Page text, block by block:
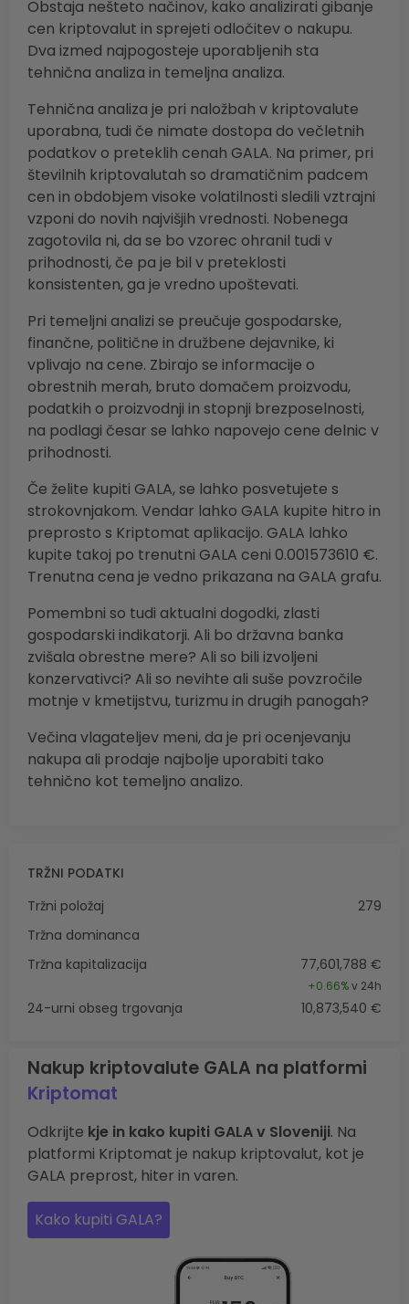
Obstaja nešteto načinov, kako analizirati gibanje
cen kriptovalut in sprejeti odločitev o nakupu.
Dva izmed najpogosteje uporabljenih sta
tehnična analiza in temeljna analiza.
Tehnična analiza je pri naložbah v kriptovalute
uporabna, tudi če nimate dostopa do večletnih
podatkov o preteklih cenah GALA. Na primer, pri
številnih kriptovalutah so dramatičnim padcem
cen in obdobjem visoke volatilnosti sledili vztrajni
vzponi do novih najvišjih vrednosti. Nobenega
zagotovila ni, da se bo vzorec ohranil tudi v
prihodnosti, če pa je bil v preteklosti
konsistenten, ga je vredno upoštevati.
Pri temeljni analizi se preučuje gospodarske,
finančne, politične in družbene dejavnike, ki
vplivajo na cene. Zbirajo se informacije o
obrestnih merah, bruto domačem proizvodu,
podatkih o proizvodnji in stopnji brezposelnosti,
na podlagi česar se lahko napovejo cene delnic v
prihodnosti.
Če želite kupiti GALA, se lahko posvetujete s
strokovnjakom. Vendar lahko GALA kupite hitro in
preprosto s Kriptomat aplikacijo. GALA lahko
kupite takoj po trenutni GALA ceni 0.001573610 €.
Trenutna cena je vedno prikazana na GALA grafu.
Pomembni so tudi aktualni dogodki, zlasti
gospodarski indikatorji. Ali bo državna banka
zvišala obrestne mere? Ali so bili izvoljeni
konzervativci? Ali so nevihte ali suše povzročile
motnje v kmetijstvu, turizmu in drugih panogah?
Večina vlagateljev meni, da je pri ocenjevanju
nakupa ali prodaje najbolje uporabiti tako
tehnično kot temeljno analizo.
TRŽNI PODATKI
Tržni položaj
279
Tržna dominanca
Tržna kapitalizacija
77,601,788 €
+0.66%v 24h
24-urni obseg trgovanja 10,873,540 €
Nakup kriptovalute GALA na platformi
Kriptomat
Odkrijte kje in kako kupiti GALA v Sloveniji. Na
platformi Kriptomat je nakup kriptovalut, kot je
GALA preprost, hiter in varen.
Kako kupiti GALA?